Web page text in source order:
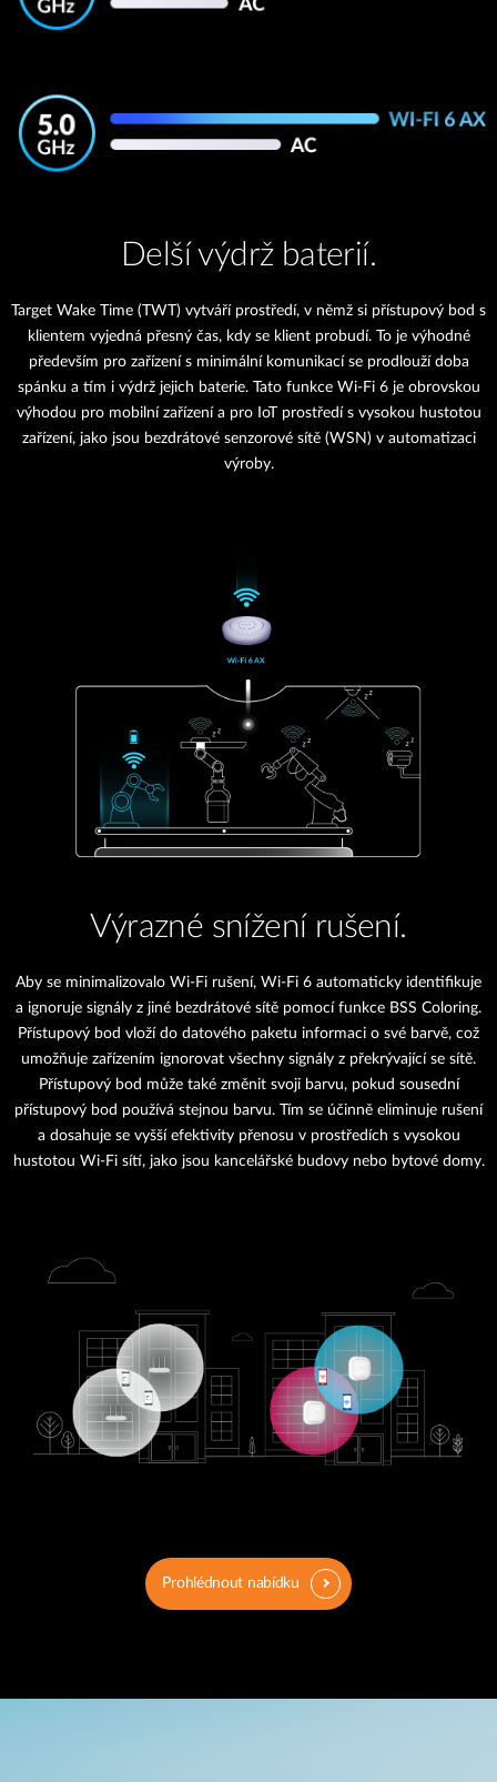
Delší výdrž baterií.
Target Wake Time (TWT) vytváří prostředí, v němž si přístupový bod s
klientem vyjedná přesný čas, kdy se klient probudí. To je výhodné
především pro zařízení s minimální komunikací se prodlouží doba
spánku a tím i výdrž jejich baterie. Tato funkce Wi-Fi 6 je obrovskou
výhodou pro mobilní zařízení a pro IoT prostředí s vysokou hustotou
zařízení, jako jsou bezdrátové senzorové sítě (WSN) v automatizaci
výroby.
Výrazné snížení rušení.
Aby se minimalizovalo Wi-Fi rušení, Wi-Fi 6 automaticky identifikuje
a ignoruje signály z jiné bezdrátové sítě pomocí funkce BSS Coloring.
Přístupový bod vloží do datového paketu informaci o své barvě, což
umožňuje zařízením ignorovat všechny signály z překrývající se sítě.
Přístupový bod může také změnit svoji barvu, pokud sousední
přístupový bod používá stejnou barvu. Tím se účinně eliminuje rušení
a dosahuje se vyšší efektivity přenosu v prostředích s vysokou
hustotou Wi-Fi sítí, jako jsou kancelářské budovy nebo bytové domy.
Prohlédnout nabídku